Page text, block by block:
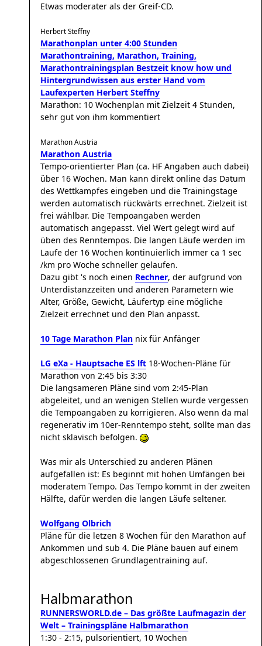
Etwas moderater als der Greif-CD.
Herbert Steffny
Marathonplan unter 4:00 Stunden
Marathontraining, Marathon, Training,
Marathontrainingsplan Bestzeit know how und
Hintergrundwissen aus erster Hand vom
Laufexperten Herbert Steffny
Marathon: 10 Wochenplan mit Zielzeit 4 Stunden,
sehr gut von ihm kommentiert
Marathon Austria
Marathon Austria
Tempo-orientierter Plan (ca. HF Angaben auch dabei)
über 16 Wochen. Man kann direkt online das Datum
des Wettkampfes eingeben und die Trainingstage
werden automatisch rückwärts errechnet. Zielzeit ist
frei wählbar. Die Tempoangaben werden
automatisch angepasst. Viel Wert gelegt wird auf
üben des Renntempos. Die langen Läufe werden im
Laufe der 16 Wochen kontinuierlich immer ca 1 sec
/km pro Woche schneller gelaufen.
Dazu gibt 's noch einen Rechner, der aufgrund von
Unterdistanzzeiten und anderen Parametern wie
Alter, Größe, Gewicht, Läufertyp eine mögliche
Zielzeit errechnet und den Plan anpasst.
10 Tage Marathon Plan nix für Anfänger
LG eXa - Hauptsache ES lft 18-Wochen-Pläne für
Marathon von 2:45 bis 3:30
Die langsameren Pläne sind vom 2:45-Plan
abgeleitet, und an wenigen Stellen wurde vergessen
die Tempoangaben zu korrigieren. Also wenn da mal
regenerativ im 10er-Renntempo steht, sollte man das
nicht sklavisch befolgen.
Was mir als Unterschied zu anderen Plänen
aufgefallen ist: Es beginnt mit hohen Umfängen bei
moderatem Tempo. Das Tempo kommt in der zweiten
Hälfte, dafür werden die langen Läufe seltener.
Wolfgang Olbrich
Pläne für die letzen 8 Wochen für den Marathon auf
Ankommen und sub 4. Die Pläne bauen auf einem
abgeschlossenen Grundlagentraining auf.
Halbmarathon
RUNNERSWORLD.de – Das größte Laufmagazin der
Welt – Trainingspläne Halbmarathon
1:30 - 2:15, pulsorientiert, 10 Wochen